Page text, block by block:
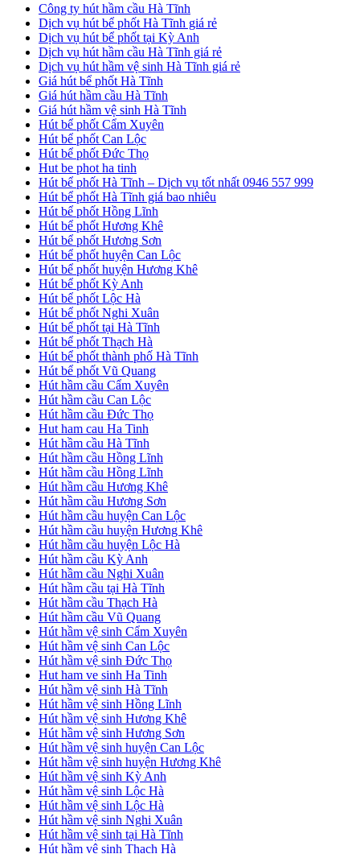
Công ty hút hầm cầu Hà Tĩnh
Dịch vụ hút bể phốt Hà Tĩnh giá rẻ
Dịch vụ hút bể phốt tại Kỳ Anh
Dịch vụ hút hầm cầu Hà Tĩnh giá rẻ
Dịch vụ hút hầm vệ sinh Hà Tĩnh giá rẻ
Giá hút bể phốt Hà Tĩnh
Giá hút hầm cầu Hà Tĩnh
Giá hút hầm vệ sinh Hà Tĩnh
Hút bể phốt Cẩm Xuyên
Hút bể phốt Can Lộc
Hút bể phốt Đức Thọ
Hut be phot ha tinh
Hút bể phốt Hà Tĩnh – Dịch vụ tốt nhất 0946 557 999
Hút bể phốt Hà Tĩnh giá bao nhiêu
Hút bể phốt Hồng Lĩnh
Hút bể phốt Hương Khê
Hút bể phốt Hương Sơn
Hút bể phốt huyện Can Lộc
Hút bể phốt huyện Hương Khê
Hút bể phốt Kỳ Anh
Hút bể phốt Lộc Hà
Hút bể phốt Nghi Xuân
Hút bể phốt tại Hà Tĩnh
Hút bể phốt Thạch Hà
Hút bể phốt thành phố Hà Tĩnh
Hút bể phốt Vũ Quang
Hút hầm cầu Cẩm Xuyên
Hút hầm cầu Can Lộc
Hút hầm cầu Đức Thọ
Hut ham cau Ha Tinh
Hút hầm cầu Hà Tĩnh
Hút hầm cầu Hồng Lĩnh
Hút hầm cầu Hồng Lĩnh
Hút hầm cầu Hương Khê
Hút hầm cầu Hương Sơn
Hút hầm cầu huyện Can Lộc
Hút hầm cầu huyện Hương Khê
Hút hầm cầu huyện Lộc Hà
Hút hầm cầu Kỳ Anh
Hút hầm cầu Nghi Xuân
Hút hầm cầu tại Hà Tĩnh
Hút hầm cầu Thạch Hà
Hút hầm cầu Vũ Quang
Hút hầm vệ sinh Cẩm Xuyên
Hút hầm vệ sinh Can Lộc
Hút hầm vệ sinh Đức Thọ
Hut ham ve sinh Ha Tinh
Hút hầm vệ sinh Hà Tĩnh
Hút hầm vệ sinh Hồng Lĩnh
Hút hầm vệ sinh Hương Khê
Hút hầm vệ sinh Hương Sơn
Hút hầm vệ sinh huyện Can Lộc
Hút hầm vệ sinh huyện Hương Khê
Hút hầm vệ sinh Kỳ Anh
Hút hầm vệ sinh Lộc Hà
Hút hầm vệ sinh Lộc Hà
Hút hầm vệ sinh Nghi Xuân
Hút hầm vệ sinh tại Hà Tĩnh
Hút hầm vệ sinh Thạch Hà